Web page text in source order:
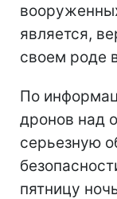
является,
своем роде
По
дронов над
серьезную
пятницу